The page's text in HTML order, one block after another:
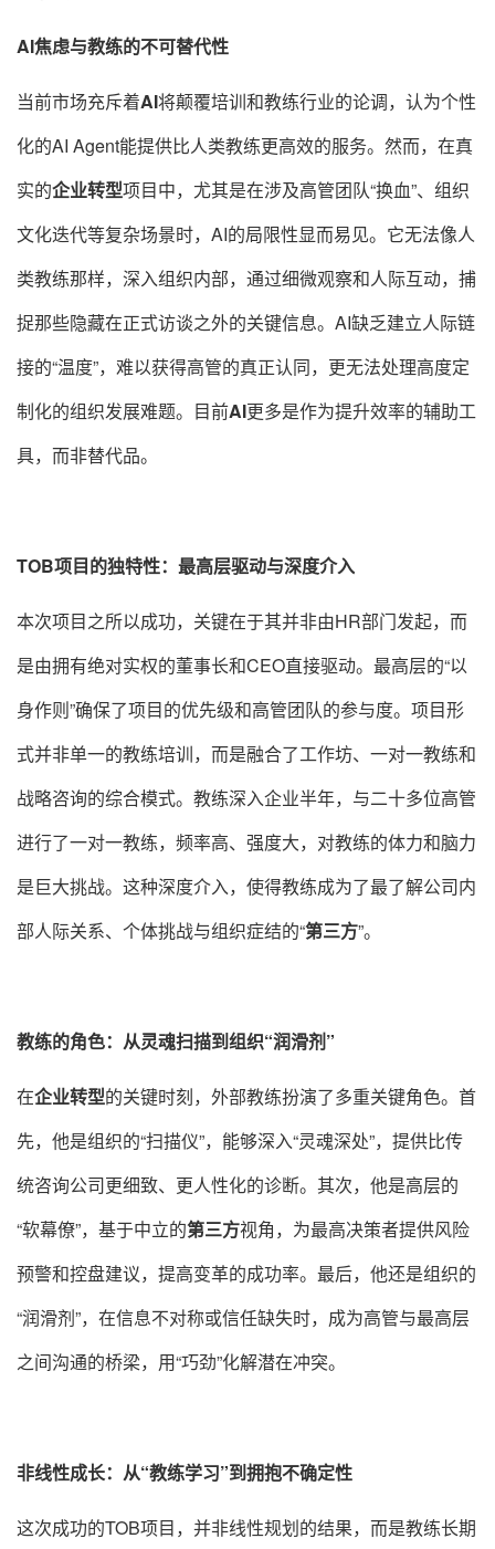
AI焦虑与教练的不可替代性
当前市场充斥着AI将颠覆培训和教练行业的论调，认为个性
化的AI Agent能提供比人类教练更高效的服务。然而，在真
实的企业转型项目中，尤其是在涉及高管团队“换血”、组织
文化迭代等复杂场景时，AI的局限性显而易见。它无法像人
类教练那样，深入组织内部，通过细微观察和人际互动，捕
捉那些隐藏在正式访谈之外的关键信息。AI缺乏建立人际链
接的“温度”，难以获得高管的真正认同，更无法处理高度定
制化的组织发展难题。目前AI更多是作为提升效率的辅助工
具，而非替代品。
TOB项目的独特性：最高层驱动与深度介入
本次项目之所以成功，关键在于其并非由HR部门发起，而
是由拥有绝对实权的董事长和CEO直接驱动。最高层的“以
身作则”确保了项目的优先级和高管团队的参与度。项目形
式并非单一的教练培训，而是融合了工作坊、一对一教练和
战略咨询的综合模式。教练深入企业半年，与二十多位高管
进行了一对一教练，频率高、强度大，对教练的体力和脑力
是巨大挑战。这种深度介入，使得教练成为了最了解公司内
部人际关系、个体挑战与组织症结的“第三方”。
教练的角色：从灵魂扫描到组织“润滑剂”
在企业转型的关键时刻，外部教练扮演了多重关键角色。首
先，他是组织的“扫描仪”，能够深入“灵魂深处”，提供比传
统咨询公司更细致、更人性化的诊断。其次，他是高层的
“软幕僚”，基于中立的第三方视角，为最高决策者提供风险
预警和控盘建议，提高变革的成功率。最后，他还是组织的
“润滑剂”，在信息不对称或信任缺失时，成为高管与最高层
之间沟通的桥梁，用“巧劲”化解潜在冲突。
非线性成长：从“教练学习”到拥抱不确定性
这次成功的TOB项目，并非线性规划的结果，而是教练长期